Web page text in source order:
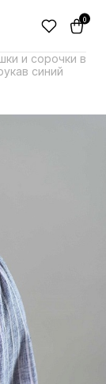
0
и сорочки в
синий